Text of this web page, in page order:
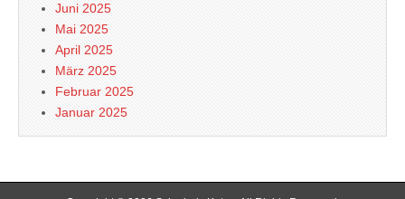
Juni 2025
Mai 2025
April 2025
März 2025
Februar 2025
Januar 2025